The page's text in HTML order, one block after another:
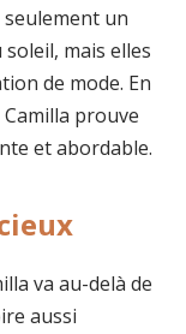
un
mais elles
de mode. En
prouve
et abordable.
va au-delà de
aussi